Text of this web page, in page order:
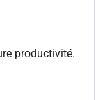
productivité.